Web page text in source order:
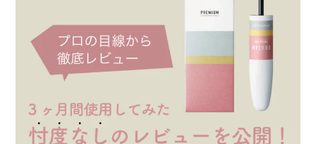
プライバシーポリシー